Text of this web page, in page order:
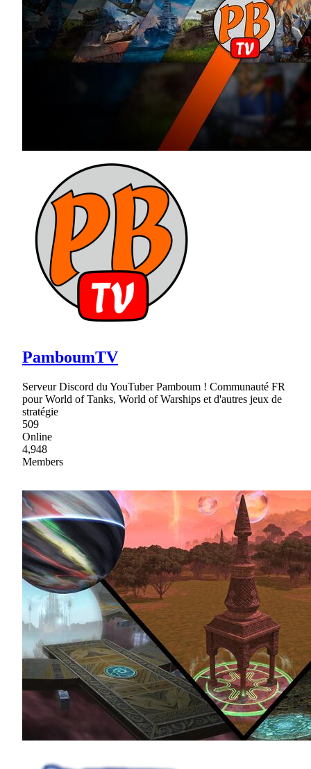
PamboumTV
Serveur Discord du YouTuber Pamboum ! Communauté FR
pour World of Tanks, World of Warships et d'autres jeux de
stratégie
509
Online
4,948
Members